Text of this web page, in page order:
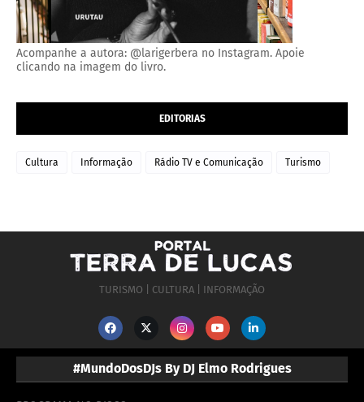
Acompanhe a autora: @larigerbera no Instagram. Apoie
clicando na imagem do livro.
EDITORIAS
Cultura Informação Rádio TV e Comunicação Turismo
TURISMO | CULTURA | INFORMAÇÃO
#MundoDosDJs By DJ Elmo Rodrigues